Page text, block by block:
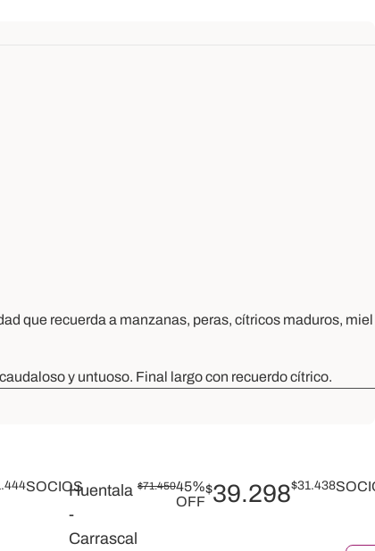
que recuerda a manzanas, peras, cítricos maduros, miel
y untuoso. Final largo con recuerdo cítrico.
SOCIOSHuentala
-
Carrascal
$71.45045%
OFF
$39.298$31.438